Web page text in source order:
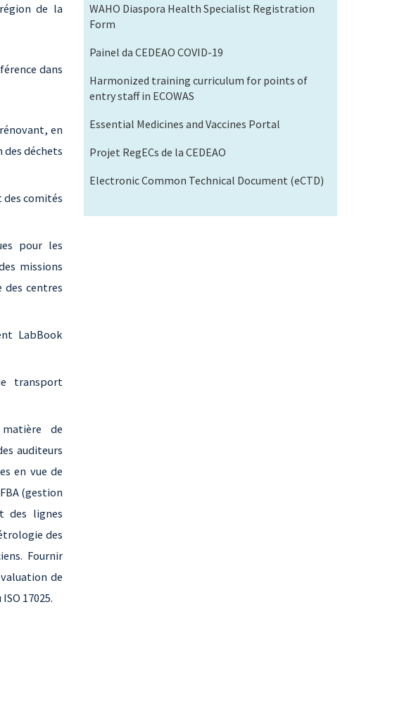
de la
dans
en
déchets
des comités
pour les
missions
centres
LabBook
transport
de
auditeurs
en vue de
(gestion
des lignes
des
Fournir
de
17025.
WAHO Diaspora Health Specialist Registration
Form
Painel da CEDEAO COVID-19
Harmonized training curriculum for points of
entry staff in ECOWAS
Essential Medicines and Vaccines Portal
Projet RegECs de la CEDEAO
Electronic Common Technical Document (eCTD)